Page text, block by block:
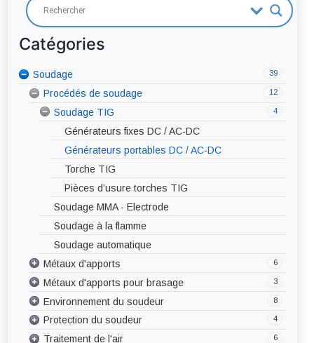
Catégories
39
Soudage
12
Procédés de soudage
Coupage plasma
4
Soudage MIG-MAG
Générateurs fixes
Générateurs portables
Torches MIG-MAG
Pièces d’usure torches MIG-MAG
4
Soudage TIG
Générateurs fixes DC / AC-DC
Générateurs portables DC / AC-DC
Torche TIG
Pièces d’usure torches TIG
Soudage MMA - Electrode
Soudage à la flamme
Soudage automatique
6
Métaux d'apports
Baguettes pour soudage TIG
Electrodes enrobées
Fils pleins pour soudage MIG-MAG
Fils fourrés avec gaz
3
Métaux d'apports pour brasage
Brasure forte
Brasure tendre
Décapants
8
Environnement du soudeur
Abrasif
Affûteuse
4
Protection du soudeur
Corps
6
Traitement de l'air